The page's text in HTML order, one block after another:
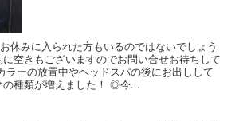
休みに入られた方もいるのではないでしょう
空きもございますのでお問い合せお待ちして
ラーの放置中やヘッドスパの後にお出しして
の種類が増えました！ ◎今...